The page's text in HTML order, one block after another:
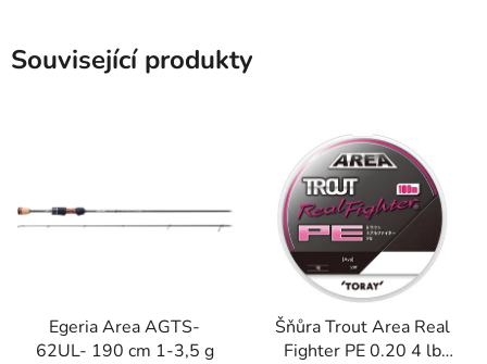
Související produkty
Egeria Area AGTS-
62UL- 190 cm 1-3,5 g
Šňůra Trout Area Real
Fighter PE 0.20 4 lb